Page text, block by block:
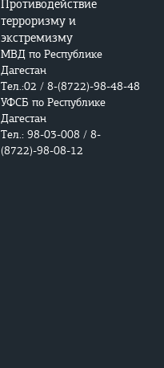
Противодействие
терроризму и
экстремизму
МВД по Республике
Дагестан
Тел.:02 / 8-(8722)-98-48-48
УФСБ по Республике
Дагестан
Тел.: 98-03-008 / 8-
(8722)-98-08-12